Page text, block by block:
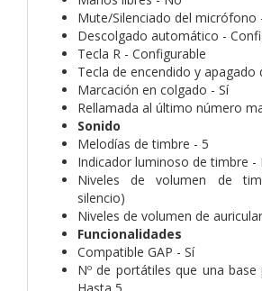
Mute/Silenciado del micrófono
Descolgado automático -
Tecla R - Configurable
Tecla de encendido y apagado
Marcación en colgado - Sí
Rellamada al último número
Sonido
Melodías de timbre - 5
Indicador luminoso de timbre -
Niveles de volumen de
silencio)
Niveles de volumen de
Funcionalidades
Compatible GAP - Sí
Nº de portátiles que una
Hasta 5